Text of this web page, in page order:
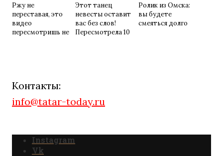
Ржу не
переставая, это
видео
пересмотришь не
Этот танец
невесты оставит
вас без слов!
Пересмотрела 10
Ролик из Омска:
вы будете
смеяться долго
Контакты:
info@tatar-today.ru
Instagram
Vk